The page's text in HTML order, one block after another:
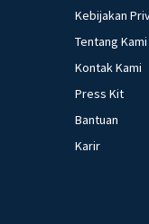
Kebijakan
Tentang Kami
Kontak Kami
Press Kit
Bantuan
Karir